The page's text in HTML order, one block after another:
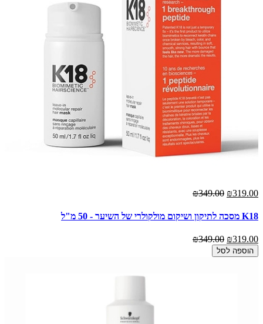
₪319.00
₪349.00
K18 מסכה לתיקון ושיקום מולקולרי של השיער - 50 מ"ל
₪319.00
₪349.00
הוספה לסל